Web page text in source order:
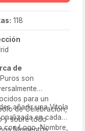
118
de
son
para un
de Celebración,
y sobre todo
añadir una Vitola
en cada
con Logo, Nombre,